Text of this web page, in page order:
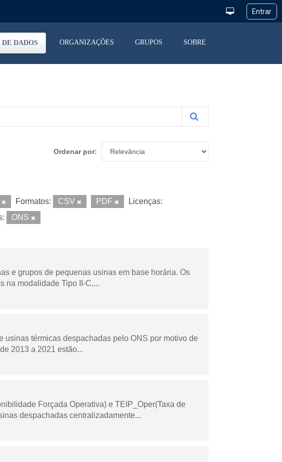
DE DADOS ORGANIZAÇÕES GRUPOS SOBRE
Ordenar por
Formatos: CSV PDF
Licenças:
ONS
e grupos de pequenas usinas em base horária. Os
na modalidade Tipo II-C,...
usinas térmicas despachadas pelo ONS por motivo de
2013 a 2021 estão...
Forçada Operativa) e TEIP_Oper(Taxa de
despachadas centralizadamente...